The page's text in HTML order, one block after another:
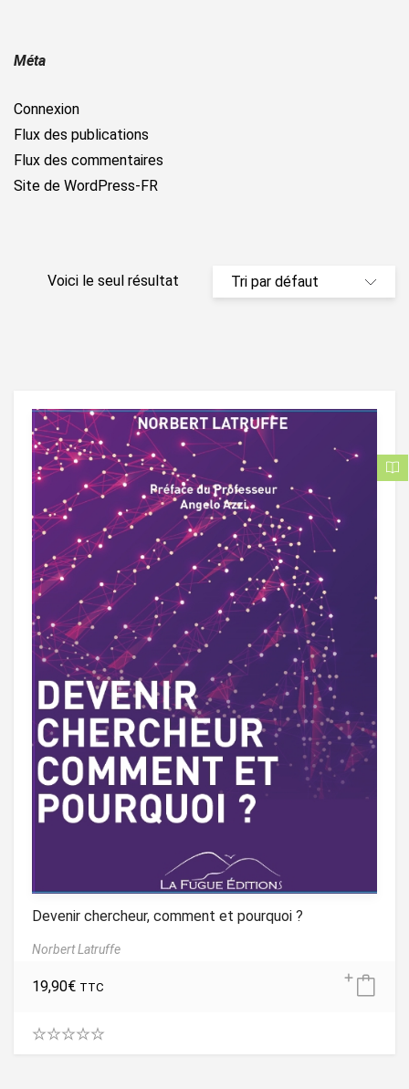
Méta
Connexion
Flux des publications
Flux des commentaires
Site de WordPress-FR
Voici le seul résultat
Devenir chercheur, comment et pourquoi ?
Norbert Latruffe
19,90€ TTC